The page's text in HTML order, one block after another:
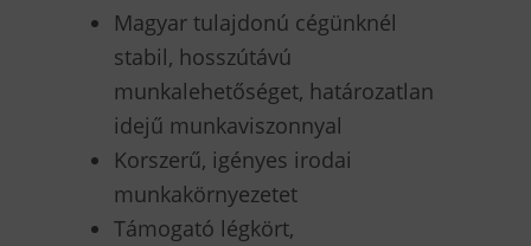
Magyar tulajdonú cégünknél
stabil, hosszútávú
munkalehetőséget, határozatlan
idejű munkaviszonnyal
Korszerű, igényes irodai
munkakörnyezetet
Támogató légkört,